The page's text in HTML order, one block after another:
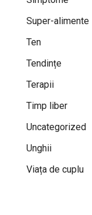
Super-alimente
Ten
Tendințe
Terapii
Timp liber
Uncategorized
Unghii
Viața de cuplu